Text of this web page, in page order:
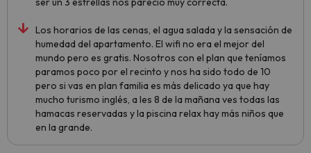
Los horarios de las cenas, el agua salada y la sensación de
humedad del apartamento. El wifi no era el mejor del
mundo pero es gratis. Nosotros con el plan que teníamos
paramos poco por el recinto y nos ha sido todo de 10
pero si vas en plan familia es más delicado ya que hay
mucho turismo inglés, a les 8 de la mañana ves todas las
hamacas reservadas y la piscina relax hay más niños que
en la grande.